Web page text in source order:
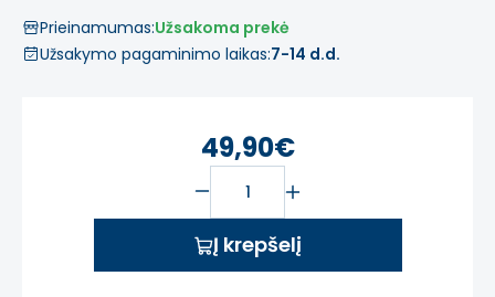
Prieinamumas:Užsakoma prekė
Užsakymo pagaminimo laikas:7-14 d.d.
49,90€
Į krepšelį